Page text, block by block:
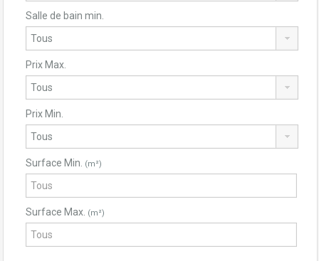
Salle de bain min.
Prix Max.
Prix Min.
Surface Min. (m²)
Surface Max. (m²)